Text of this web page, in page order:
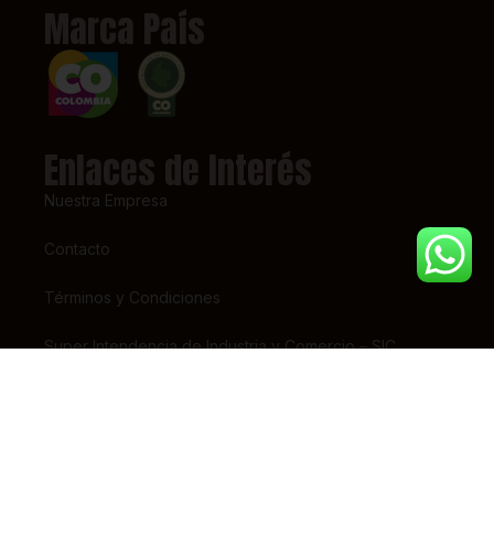
Marca País
Enlaces de Interés
Nuestra Empresa
Contacto
Términos y Condiciones
Super Intendencia de Industria y Comercio – SIC